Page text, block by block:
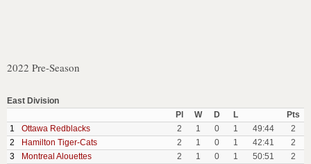
2022 Pre-Season
East Division
Pl
W D L
Pts
1
Ottawa Redblacks 2 1 0 1 49:44
2
2
Hamilton Tiger-Cats 2 1 0 1 42:41
2
3
Montreal Alouettes 2 1 0 1 50:51
2